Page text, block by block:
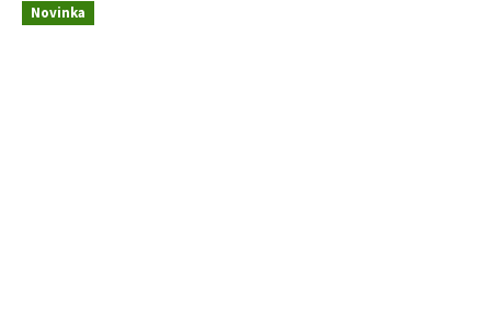
Novinka